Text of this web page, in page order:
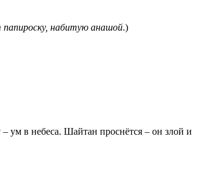
набитую анашой.)
ум в небеса. Шайтан проснётся – он злой и